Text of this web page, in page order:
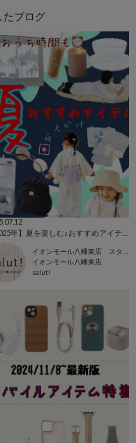
たブログ
イオンモール八幡東店 スタッフ
イオンモール八幡東店
salut!